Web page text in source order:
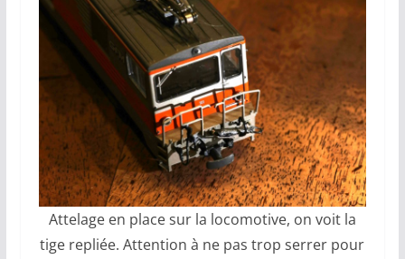
Attelage en place sur la locomotive, on voit la
tige repliée. Attention à ne pas trop serrer pour